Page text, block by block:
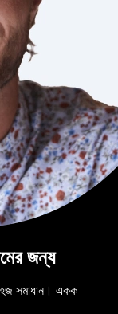
জন্য
সমাধান। একক